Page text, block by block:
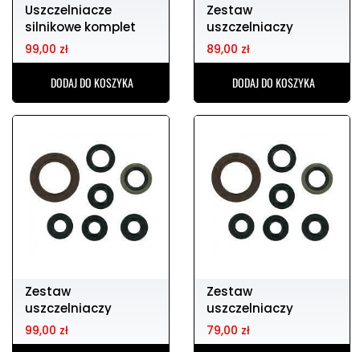
Uszczelniacze
silnikowe komplet
yz250 99-04
99,00 zł
DODAJ DO KOSZYKA
Zestaw
uszczelniaczy
silnikowych rm250
96-02
89,00 zł
DODAJ DO KOSZYKA
Zestaw
uszczelniaczy
silnikowych rm125
01-03
99,00 zł
Zestaw
uszczelniaczy
silnikowych kx250
05-08
79,00 zł